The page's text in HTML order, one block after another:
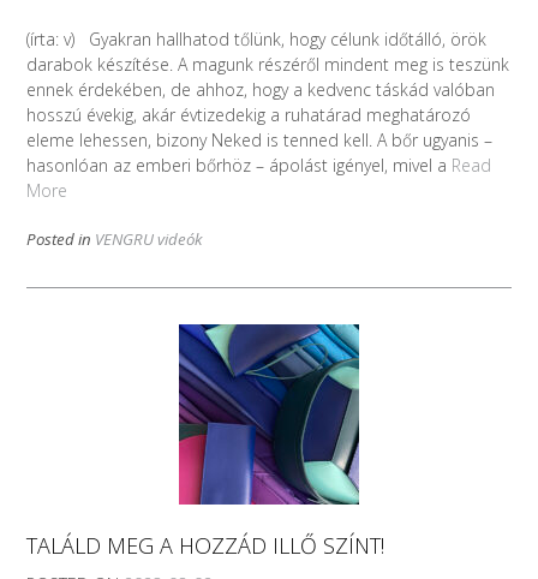
(írta: v) Gyakran hallhatod tőlünk, hogy célunk időtálló, örök
darabok készítése. A magunk részéről mindent meg is teszünk
ennek érdekében, de ahhoz, hogy a kedvenc táskád valóban
hosszú évekig, akár évtizedekig a ruhatárad meghatározó
eleme lehessen, bizony Neked is tenned kell. A bőr ugyanis –
hasonlóan az emberi bőrhöz – ápolást igényel, mivel a Read
More
Posted in VENGRU videók
TALÁLD MEG A HOZZÁD ILLŐ SZÍNT!